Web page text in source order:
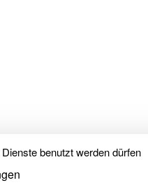
benutzt werden dürfen